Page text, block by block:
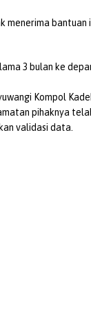
menerima
3 bulan ke
Kompol
pihaknya
validasi data.